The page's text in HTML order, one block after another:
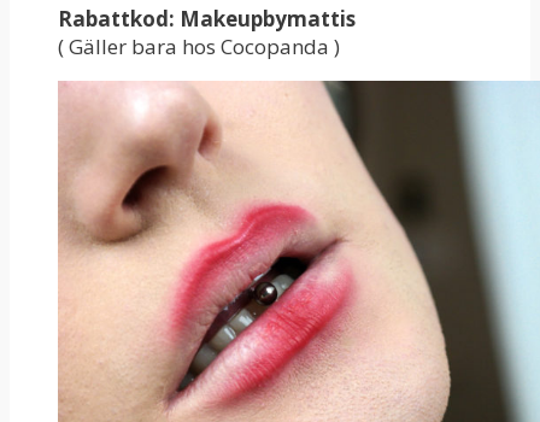
Rabattkod: Makeupbymattis
( Gäller bara hos Cocopanda )